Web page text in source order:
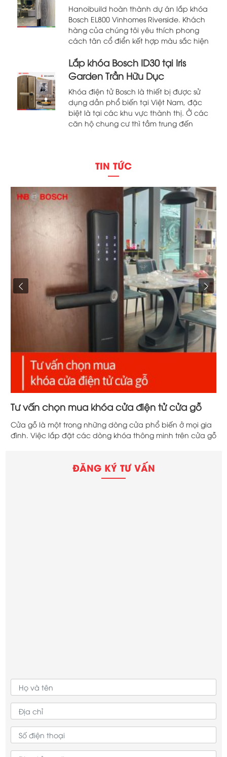
Hanoibuild hoàn thành dự án lắp khóa
Bosch EL800 Vinhomes Riverside. Khách
hàng của chúng tôi yêu thích phong
cách tân cổ điển kết hợp màu sắc hiện
ghép hoàn hảo. Thân mời bạn ghé xem
những hình ảnh mãn nhãn của khóa
thông minh Bosch EL800 khi […]
Lắp khóa Bosch ID30 tại Iris
Garden Trần Hữu Dục
Khóa điện tử Bosch là thiết bị được sử
dụng dần phổ biến tại Việt Nam, đặc
biệt là tại các khu vực thành thị. Ở các
căn hộ chung cư thì tầm trung đến
TIN TỨC
Tư vấn chọn mua khóa cửa điện tử cửa gỗ
Cửa gỗ là một trong những dòng cửa phổ biến ở mọi gia
đình. Việc lắp đặt các dòng khóa thông minh trên cửa gỗ
có quá nhiều lựa chọn mà phần […]
ĐĂNG KÝ TƯ VẤN